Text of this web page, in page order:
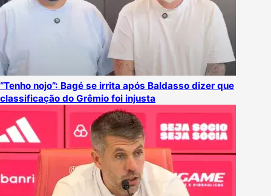
“Tenho nojo”: Bagé se irrita após Baldasso dizer que
classificação do Grêmio foi injusta